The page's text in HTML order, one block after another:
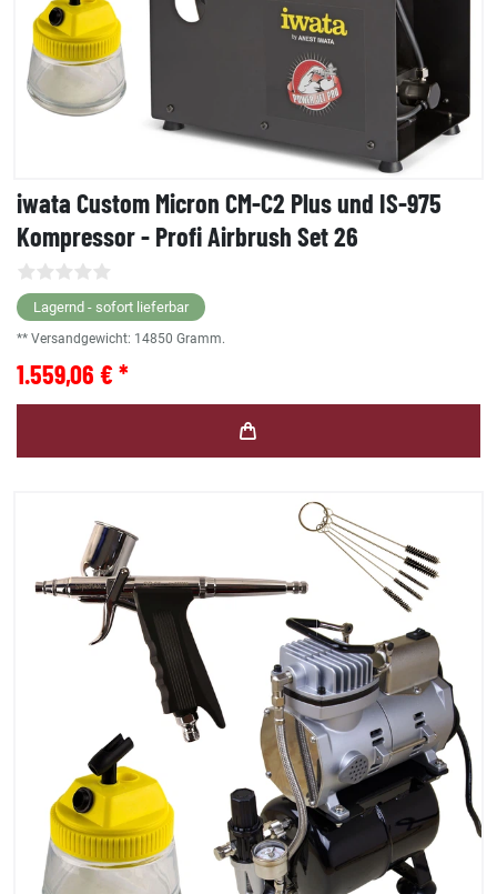
iwata Custom Micron CM-C2 Plus und IS-975
Kompressor - Profi Airbrush Set 26
Lagernd - sofort lieferbar
** Versandgewicht: 14850 Gramm.
1.559,06 € *